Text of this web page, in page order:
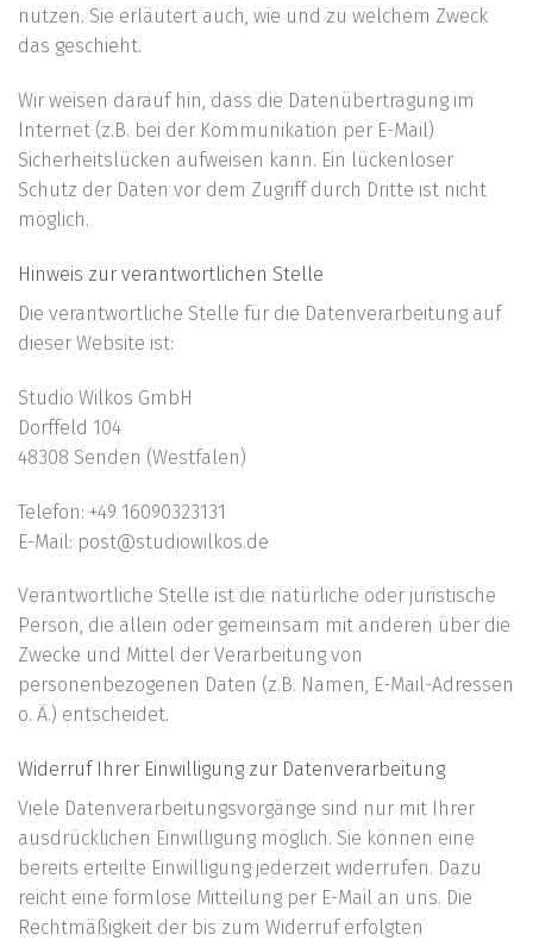
nutzen. Sie erläutert auch, wie und zu welchem Zweck
das geschieht.
Wir weisen darauf hin, dass die Datenübertragung im
Internet (z.B. bei der Kommunikation per E-Mail)
Sicherheitslücken aufweisen kann. Ein lückenloser
Schutz der Daten vor dem Zugriff durch Dritte ist nicht
möglich.
Hinweis zur verantwortlichen Stelle
Die verantwortliche Stelle für die Datenverarbeitung auf
dieser Website ist:
Studio Wilkos GmbH
Dorffeld 104
48308 Senden (Westfalen)
Telefon: +49 16090323131
E-Mail: post@studiowilkos.de
Verantwortliche Stelle ist die natürliche oder juristische
Person, die allein oder gemeinsam mit anderen über die
Zwecke und Mittel der Verarbeitung von
personenbezogenen Daten (z.B. Namen, E-Mail-Adressen
o. Ä.) entscheidet.
Widerruf Ihrer Einwilligung zur Datenverarbeitung
Viele Datenverarbeitungsvorgänge sind nur mit Ihrer
ausdrücklichen Einwilligung möglich. Sie können eine
bereits erteilte Einwilligung jederzeit widerrufen. Dazu
reicht eine formlose Mitteilung per E-Mail an uns. Die
Rechtmäßigkeit der bis zum Widerruf erfolgten